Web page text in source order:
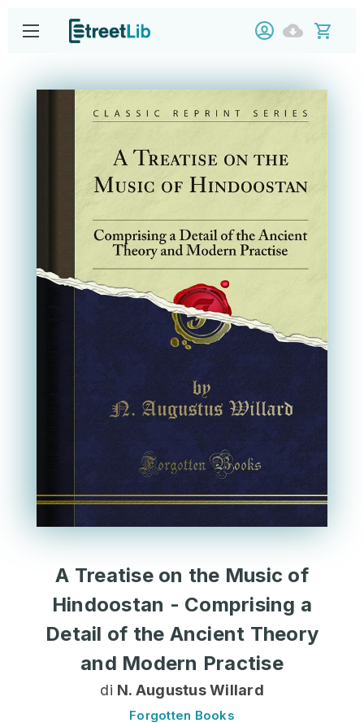
A Treatise on the Music of
Hindoostan - Comprising a
Detail of the Ancient Theory
and Modern Practise
di N. Augustus Willard
Forgotten Books